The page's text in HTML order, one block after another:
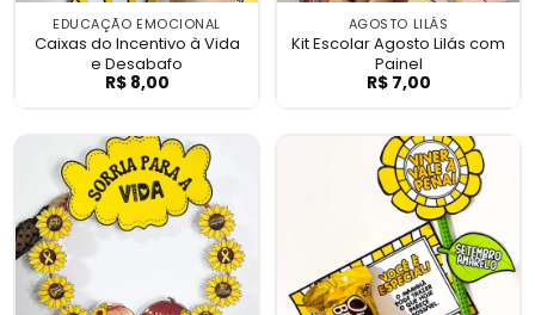
EDUCAÇÃO EMOCIONAL
Caixas do Incentivo à Vida
e Desabafo
Caixas do Incentivo à Vida e Desabafo
R$8,00
AGOSTO LILÁS
Kit Escolar Agosto Lilás com
Painel
Kit Escolar
R$7,00